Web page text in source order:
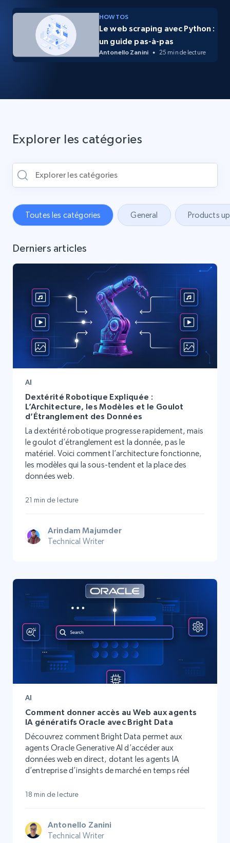
HOW TOS
Le web scraping avec Python :
un guide pas-à-pas
Antonello Zanini 25 min de lecture
Explorer les catégories
Toutes les catégories General Products
Derniers articles
AI
Dextérité Robotique Expliquée :
L’Architecture, les Modèles et le Goulot
d’Étranglement des Données
La dextérité robotique progresse rapidement, mais
le goulot d’étranglement est la donnée, pas le
matériel. Voici comment l’architecture fonctionne,
les modèles qui la sous-tendent et la place des
données web.
21 min de lecture
Arindam Majumder
Technical Writer
AI
Comment donner accès au Web aux agents
IA génératifs Oracle avec Bright Data
Découvrez comment Bright Data permet aux
agents Oracle Generative AI d’accéder aux
données web en direct, dotant les agents IA
d’entreprise d’insights de marché en temps réel
18 min de lecture
Antonello Zanini
Technical Writer